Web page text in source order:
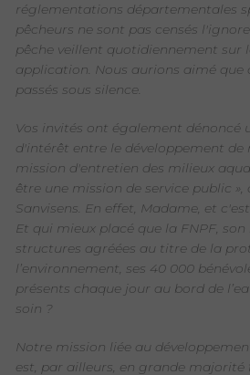
réglementations départementales
pêcheurs ne sont pas censés
pêche veillent quotidiennement sur
application. Nous aurions aimé que
passés sous silence.
Vos invités ont également dénoncé
d'intérêt entre le développement
mission d'entretien des milieux
être une mission de service public
Sanvisens. En effet, Madame, et
Et qui mieux placé que la FNPF, son
structures agréées au titre de la
l’environnement, ses 40 000
présents chaque jour au bord de
soin ?
Notre mission liée au
est, par ailleurs, en grande